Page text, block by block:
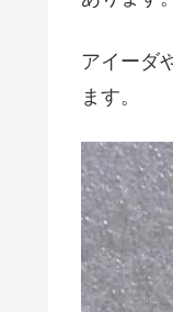
アイーダ
ます。